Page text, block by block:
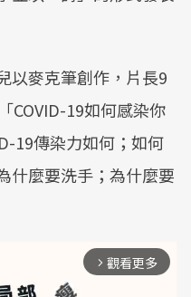
以麥克筆創作，片長9
COVID-19如何感染你
19傳染力如何；如何
什麼要洗手；為什麼要
arrow_forward_ios 觀看更多